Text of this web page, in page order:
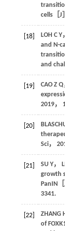
cells［J
[18] LOH C Y
and N-
and
[19] CAO Z Q
2019，
[20]
Sci，
[21] SU Y，
growth
PanIN
3341.
[22] ZHANG
of